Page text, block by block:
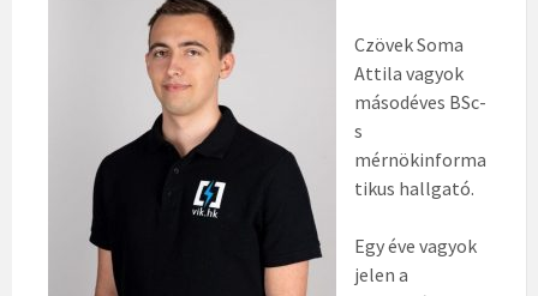
Czövek Soma
Attila vagyok
másodéves BSc-
s
mérnökinforma
tikus hallgató.
Egy éve vagyok
jelen a